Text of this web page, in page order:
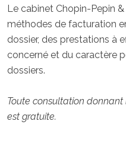
Le cabinet Chopin-Pepin
méthodes de facturation
dossier, des prestations à
concerné et du caractère
dossiers.
Toute consultation donnant
est gratuite.